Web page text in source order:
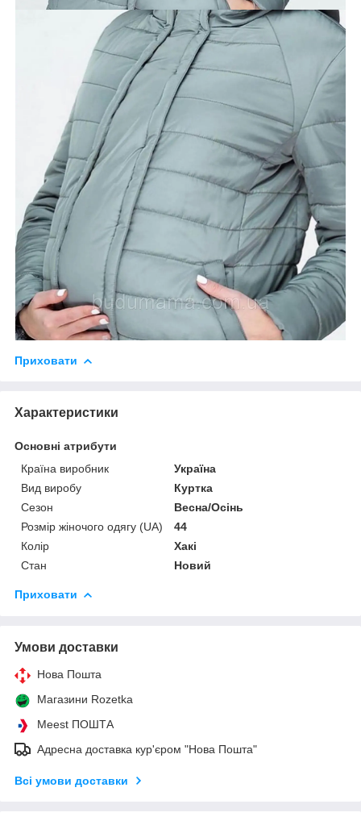
Приховати
Характеристики
Основні атрибути
Країна виробник
Україна
Вид виробу
Куртка
Сезон
Весна/Осінь
Розмір жіночого одягу (UA)
44
Колір
Хакі
Стан
Новий
Приховати
Умови доставки
Нова Пошта
Магазини Rozetka
Meest ПОШТА
Адресна доставка кур'єром "Нова Пошта"
Всі умови доставки